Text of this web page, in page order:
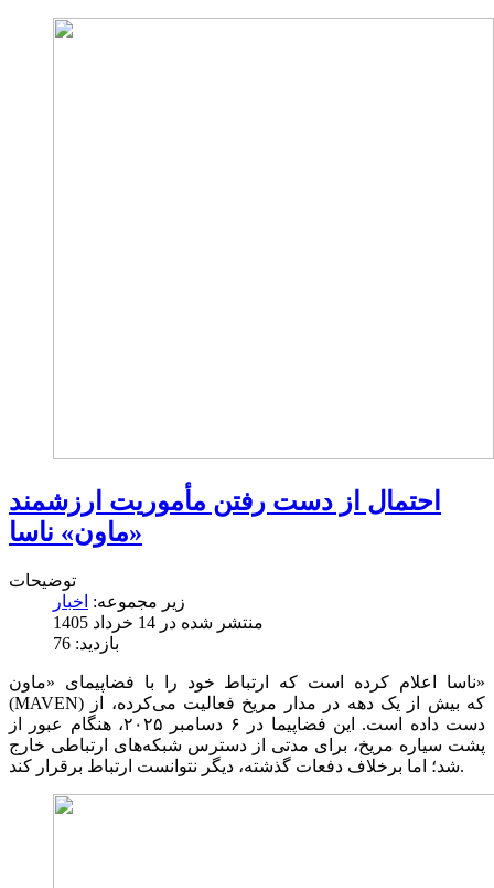
احتمال از دست رفتن مأموریت ارزشمند
«ماون» ناسا
توضیحات
زیر مجموعه: اخبار
منتشر شده در 14 خرداد 1405
بازدید: 76
ناسا اعلام کرده است که ارتباط خود را با فضاپیمای «ماون»
(MAVEN) که بیش از یک دهه در مدار مریخ فعالیت می‌کرده، از
دست داده است. این فضاپیما در ۶ دسامبر ۲۰۲۵، هنگام عبور از
پشت سیاره مریخ، برای مدتی از دسترس شبکه‌های ارتباطی خارج
شد؛ اما برخلاف دفعات گذشته، دیگر نتوانست ارتباط برقرار کند.